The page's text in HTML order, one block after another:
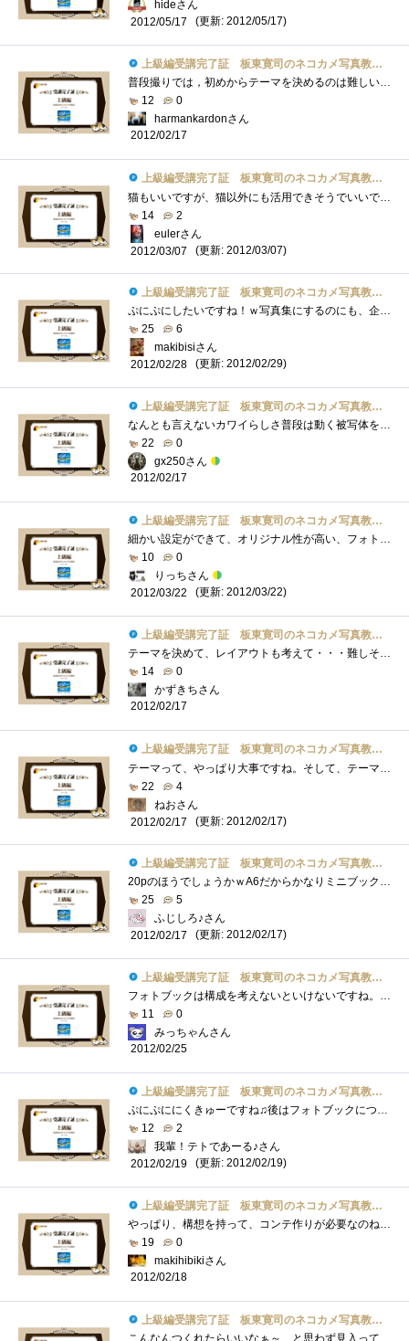
hideさん
2012/05/17
(更新: 2012/05/17)
上級編受講完了証 板東寛司のネコカメ写真教室パート2
普段撮りでは，初めからテーマを決めるのは難しいです．でも，そうしないといいフォトブックは作れないということがわかりました．
12
0
harmankardonさん
2012/02/17
上級編受講完了証 板東寛司のネコカメ写真教室パート2
猫もいいですが、猫以外にも活用できそうでいいですね。というか所々に出てくる肉球が・・・あれだけ立体にしてほしい・・・ぷにぷにしたい�...
14
2
eulerさん
2012/03/07
(更新: 2012/03/07)
上級編受講完了証 板東寛司のネコカメ写真教室パート2
ぷにぷにしたいですね！ｗ写真集にするのにも、企画書を書いたりするのですね。いつか、子供の写真を使って写真集を作ってみたいですね。＾＾
25
6
makibisiさん
2012/02/28
(更新: 2012/02/29)
上級編受講完了証 板東寛司のネコカメ写真教室パート2
なんとも言えないカワイらしさ普段は動く被写体を撮らないため、動きのある動物写真は楽しそうだな～～！
22
0
gx250さん
2012/02/17
上級編受講完了証 板東寛司のネコカメ写真教室パート2
細かい設定ができて、オリジナル性が高い、フォトブックが作れそうです！！旅行の思い出作りとかよさそー
10
0
りっちさん
2012/03/22
(更新: 2012/03/22)
上級編受講完了証 板東寛司のネコカメ写真教室パート2
テーマを決めて、レイアウトも考えて・・・難しそうですが、うまくできた時の達成感は大きいと思いますね。
14
0
かずきちさん
2012/02/17
上級編受講完了証 板東寛司のネコカメ写真教室パート2
テーマって、やっぱり大事ですね。そして、テーマを決めたら、そのテーマから外れないように気を付けないとね・・・それに、ラフレイアウト�...
22
4
ねおさん
2012/02/17
(更新: 2012/02/17)
上級編受講完了証 板東寛司のネコカメ写真教室パート2
20pのほうでしょうかｗA6だからかなりミニブックですねｗネコさんの鼻だけ集めた写真集・・・は、マニアックすぎるかしらん。
25
5
ふじしろ♪さん
2012/02/17
(更新: 2012/02/17)
上級編受講完了証 板東寛司のネコカメ写真教室パート2
フォトブックは構成を考えないといけないですね。こればかりはセンスが必要ですね・・・楽しそうで、難しそう(笑)
11
0
みっちゃんさん
2012/02/25
上級編受講完了証 板東寛司のネコカメ写真教室パート2
ぷにぷににくきゅーですね♫後はフォトブックについてですね！！今度うちのテトくんブック作りたいです(^^)
12
2
我輩！テトであーる♪さん
2012/02/19
(更新: 2012/02/19)
上級編受講完了証 板東寛司のネコカメ写真教室パート2
やっぱり、構想を持って、コンテ作りが必要なのね。。。勉強になります！
19
0
makihibikiさん
2012/02/18
上級編受講完了証 板東寛司のネコカメ写真教室パート2